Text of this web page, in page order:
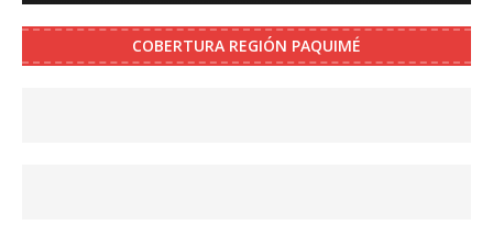
COBERTURA REGIÓN PAQUIMÉ